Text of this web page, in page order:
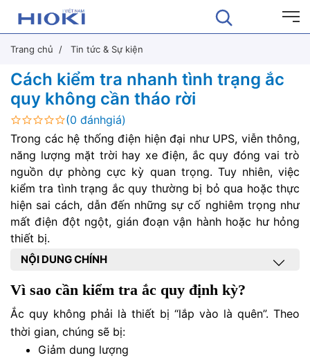
Trang chủ Tin tức & Sự kiện
Cách kiểm tra nhanh tình trạng ắc
quy không cần tháo rời
(0 đánhgiá)
Trong các hệ thống điện hiện đại như UPS, viễn thông,
năng lượng mặt trời hay xe điện, ắc quy đóng vai trò
nguồn dự phòng cực kỳ quan trọng. Tuy nhiên, việc
kiểm tra tình trạng ắc quy thường bị bỏ qua hoặc thực
hiện sai cách, dẫn đến những sự cố nghiêm trọng như
mất điện đột ngột, gián đoạn vận hành hoặc hư hỏng
thiết bị.
NỘI DUNG CHÍNH
Vì sao cần kiểm tra ắc quy định kỳ?
Ắc quy không phải là thiết bị “lắp vào là quên”. Theo
thời gian, chúng sẽ bị:
Giảm dung lượng